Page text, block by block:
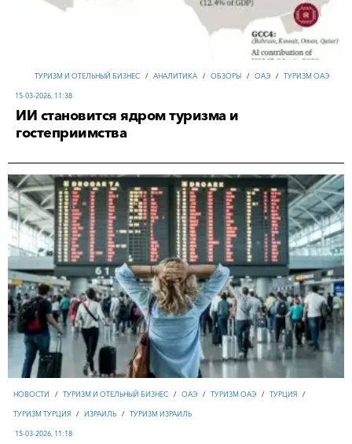
ТУРИЗМ И ОТЕЛЬНЫЙ БИЗНЕС / АНАЛИТИКА / ОБЗОРЫ / ОАЭ / ТУРИЗМ ОАЭ
15-03-2026, 11:38
ИИ становится ядром туризма и
гостеприимства
НОВОСТИ / ТУРИЗМ И ОТЕЛЬНЫЙ БИЗНЕС / ОАЭ / ТУРИЗМ ОАЭ / ТУРЦИЯ /
ТУРИЗМ ТУРЦИЯ / ИЗРАИЛЬ / ТУРИЗМ ИЗРАИЛЬ
15-03-2026, 11:18